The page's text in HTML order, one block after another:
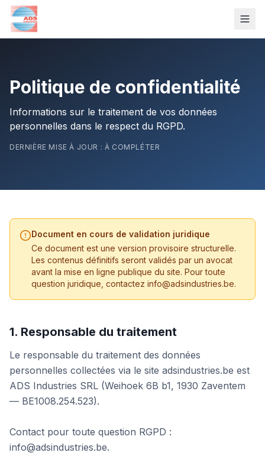
Politique de confidentialité
Informations sur le traitement de vos données
personnelles dans le respect du RGPD.
DERNIÈRE MISE À JOUR : À COMPLÉTER
Document en cours de validation juridique
Ce document est une version provisoire structurelle.
Les contenus définitifs seront validés par un avocat
avant la mise en ligne publique du site. Pour toute
question juridique, contactez info@adsindustries.be.
1. Responsable du traitement
Le responsable du traitement des données
personnelles collectées via le site adsindustries.be est
ADS Industries SRL (Weihoek 6B b1, 1930 Zaventem
— BE1008.254.523).
Contact pour toute question RGPD :
info@adsindustries.be.